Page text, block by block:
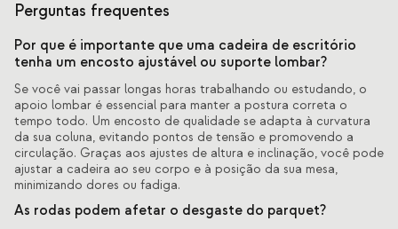
Perguntas frequentes
Por que é importante que uma cadeira de escritório
tenha um encosto ajustável ou suporte lombar?
Se você vai passar longas horas trabalhando ou estudando, o
apoio lombar é essencial para manter a postura correta o
tempo todo. Um encosto de qualidade se adapta à curvatura
da sua coluna, evitando pontos de tensão e promovendo a
circulação. Graças aos ajustes de altura e inclinação, você pode
ajustar a cadeira ao seu corpo e à posição da sua mesa,
minimizando dores ou fadiga.
As rodas podem afetar o desgaste do parquet?